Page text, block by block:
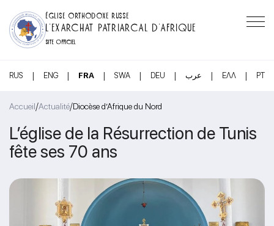
ÉGLISE ORTHODOXE RUSSE
L’EXARCHAT PATRIARCAL D’AFRIQUE
SITE OFFICIEL
RUS | ENG | FRA | SWA | DEU | عرب | ΕΛΛ | PT
Accueil/Actualité/Diocèse d’Afrique du Nord
L’église de la Résurrection de Tunis
fête ses 70 ans